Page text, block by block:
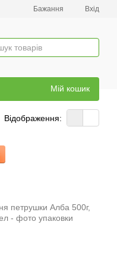
Бажання Вхід
Мій кошик
Відображення: